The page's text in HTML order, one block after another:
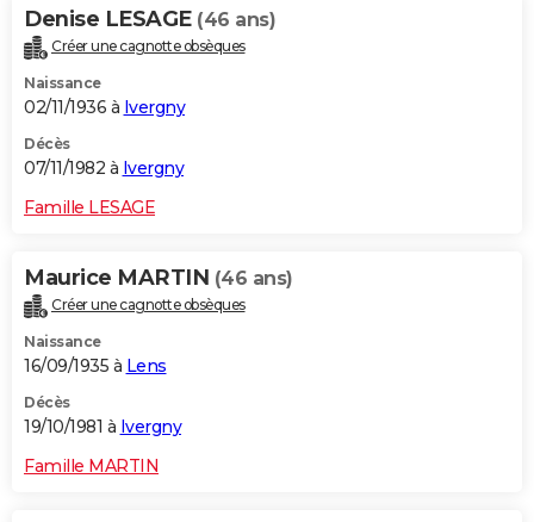
Denise LESAGE (46 ans)
Créer une cagnotte obsèques
Naissance
02/11/1936 à Ivergny
Décès
07/11/1982 à Ivergny
Famille LESAGE
Maurice MARTIN (46 ans)
Créer une cagnotte obsèques
Naissance
16/09/1935 à Lens
Décès
19/10/1981 à Ivergny
Famille MARTIN